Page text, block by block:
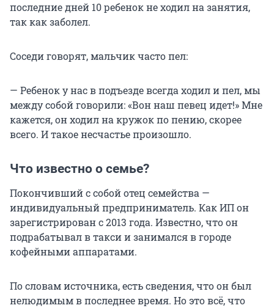
последние дней 10 ребенок не ходил на занятия,
так как заболел.
Соседи говорят, мальчик часто пел:
— Ребенок у нас в подъезде всегда ходил и пел, мы
между собой говорили: «Вон наш певец идет!» Мне
кажется, он ходил на кружок по пению, скорее
всего. И такое несчастье произошло.
Что известно о семье?
Покончивший с собой отец семейства —
индивидуальный предприниматель. Как ИП он
зарегистрирован с 2013 года. Известно, что он
подрабатывал в такси и занимался в городе
кофейными аппаратами.
По словам источника, есть сведения, что он был
нелюдимым в последнее время. Но это всё, что